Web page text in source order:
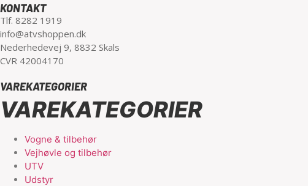
KONTAKT
Tlf. 8282 1919
info@atvshoppen.dk
Nederhedevej 9, 8832 Skals
CVR 42004170
VAREKATEGORIER
VAREKATEGORIER
Vogne & tilbehør
Vejhøvle og tilbehør
UTV
Udstyr